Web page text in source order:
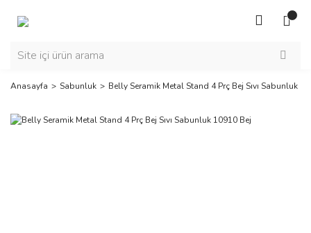
Anasayfa Sabunluk Belly Seramik Metal Stand 4 Prç Bej Sıvı Sabunluk